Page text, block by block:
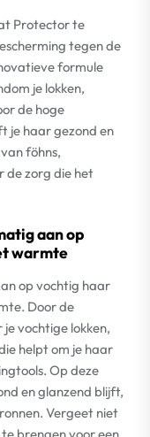
Protector te
tegen de
formule
je lokken,
de hoge
je haar gezond en
föhns,
de zorg die het
aan op
warmte
op vochtig haar
Door de
vochtige lokken,
helpt om je haar
Op deze
en glanzend blijft,
Vergeet niet